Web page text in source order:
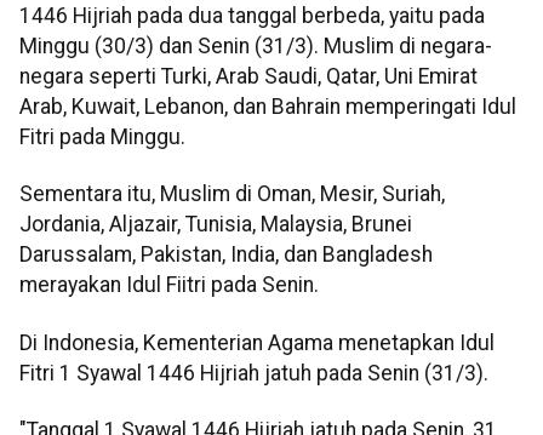
1446 Hijriah pada dua tanggal berbeda, yaitu pada
Minggu (30/3) dan Senin (31/3). Muslim di negara-
negara seperti Turki, Arab Saudi, Qatar, Uni Emirat
Arab, Kuwait, Lebanon, dan Bahrain memperingati Idul
Fitri pada Minggu.
Sementara itu, Muslim di Oman, Mesir, Suriah,
Jordania, Aljazair, Tunisia, Malaysia, Brunei
Darussalam, Pakistan, India, dan Bangladesh
merayakan Idul Fiitri pada Senin.
Di Indonesia, Kementerian Agama menetapkan Idul
Fitri 1 Syawal 1446 Hijriah jatuh pada Senin (31/3).